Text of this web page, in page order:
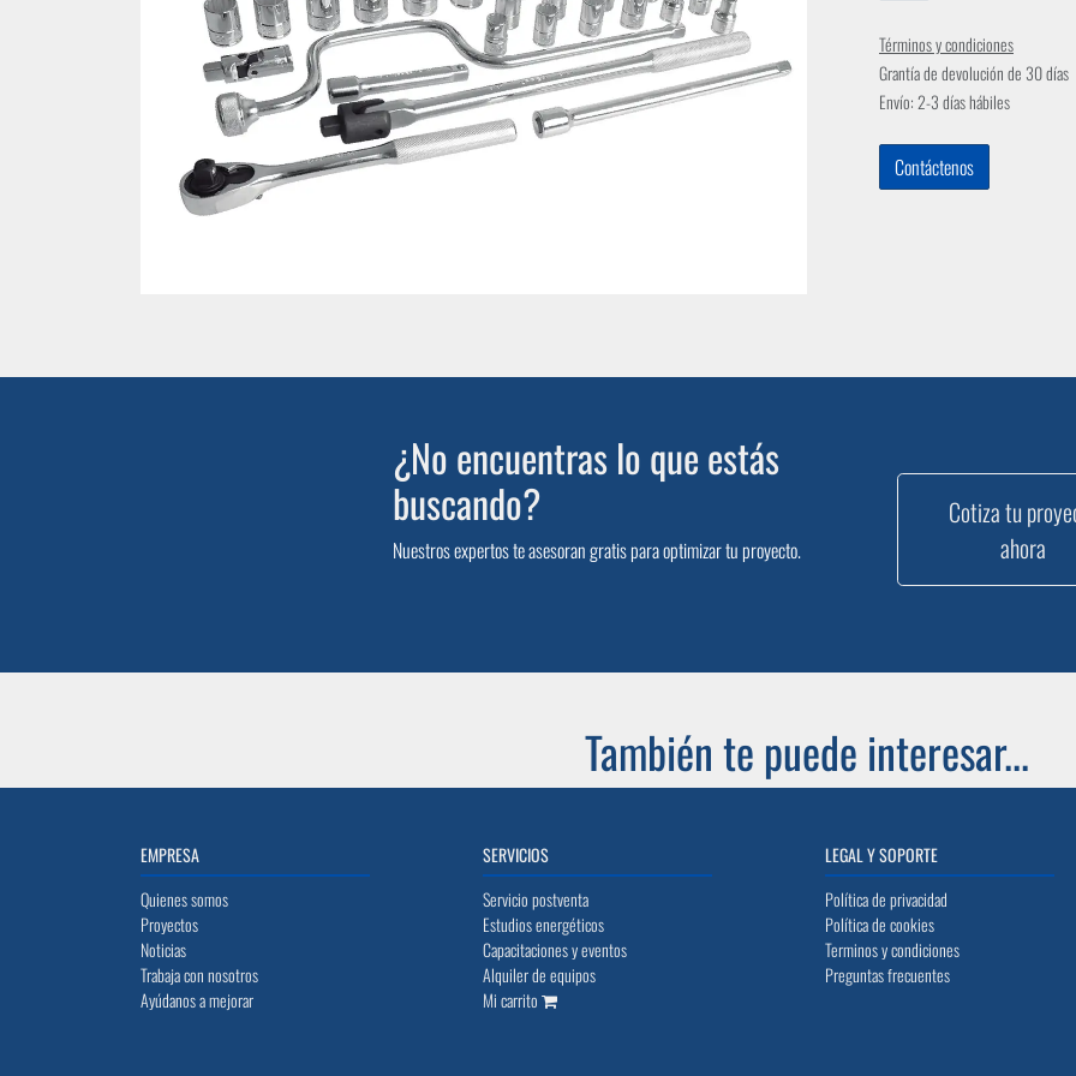
Términos y condiciones
Grantía de devolución de 30 días
Envío: 2-3 días hábiles
Contáctenos
¿No encuentras lo que estás
buscando?
Nuestros expertos te asesoran gratis para optimizar tu proyecto.
Cotiza tu
ahora
También te puede interesar...
EMPRESA
Quienes somos
Proyectos
Noticias
Trabaja con nosotros
Ayúdanos a mejorar
SERVICIOS
Servicio postventa
Estudios energéticos
Capacitaciones y eventos
Alquiler de equipos
Mi carrito
LEGAL Y SOPORTE
Política de privacidad
Política de cookies
Terminos y condiciones
Preguntas frecuentes